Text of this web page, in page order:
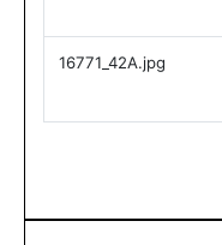
16771_42A.jpg